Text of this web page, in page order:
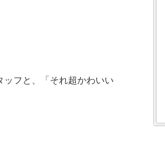
フと、「それ超かわいい